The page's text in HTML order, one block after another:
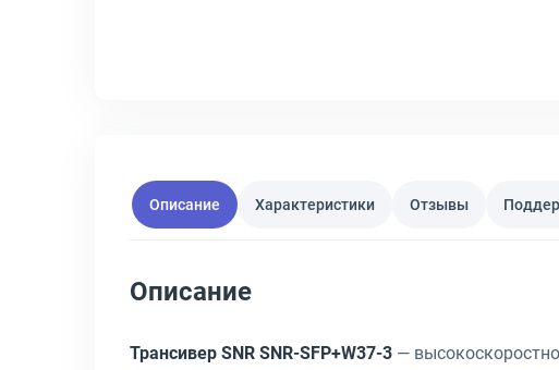
Описание Характеристики Отзывы
Описание
Трансивер SNR SNR-SFP+W37-3 —